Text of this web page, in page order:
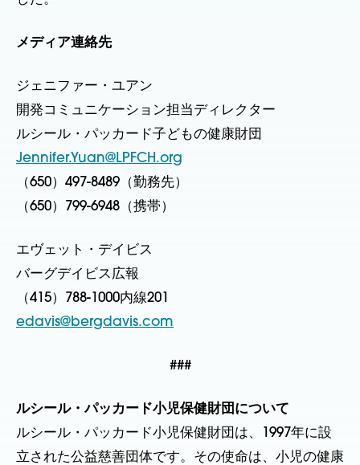
メディア連絡先
ジェニファー・ユアン
開発コミュニケーション担当ディレクター
ルシール・パッカード子どもの健康財団
Jennifer.Yuan@LPFCH.org
（650）497-8489（勤務先）
（650）799-6948（携帯）
エヴェット・デイビス
バーグデイビス広報
（415）788-1000内線201
​edavis@bergdavis.com
###
ルシール・パッカード小児保健財団について
ルシール・パッカード小児保健財団は、1997年に設
立された公益慈善団体です。その使命は、小児の健康